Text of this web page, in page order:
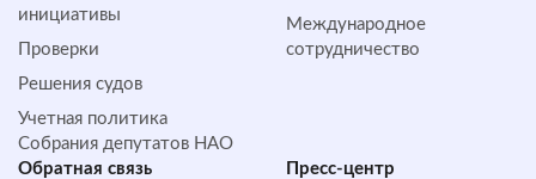
инициативы
Проверки
Решения судов
Учетная политика
Собрания депутатов НАО
Международное
сотрудничество
Обратная cвязь Пресс-центр